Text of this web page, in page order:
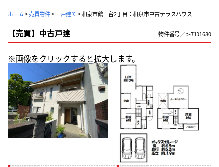
ホーム>売買物件>一戸建て>和泉市鶴山台2丁目：和泉市中古テラスハウス
【売買】中古戸建 物件番号／b-7101680
※画像をクリックすると拡大します。